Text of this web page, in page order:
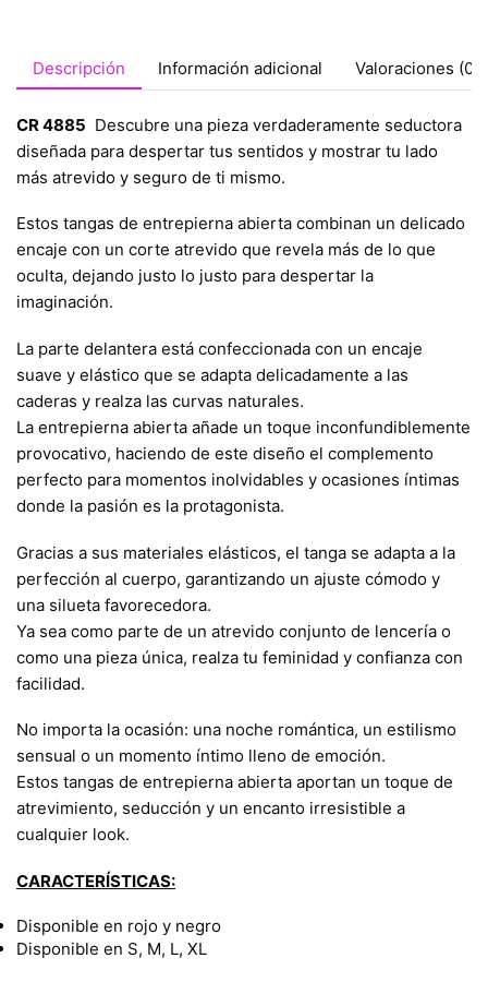
Descripción Información adicional Valoraciones (0)
CR 4885 Descubre una pieza verdaderamente seductora
diseñada para despertar tus sentidos y mostrar tu lado
más atrevido y seguro de ti mismo.
Estos tangas de entrepierna abierta combinan un delicado
encaje con un corte atrevido que revela más de lo que
oculta, dejando justo lo justo para despertar la
imaginación.
La parte delantera está confeccionada con un encaje
suave y elástico que se adapta delicadamente a las
caderas y realza las curvas naturales.
La entrepierna abierta añade un toque inconfundiblemente
provocativo, haciendo de este diseño el complemento
perfecto para momentos inolvidables y ocasiones íntimas
donde la pasión es la protagonista.
Gracias a sus materiales elásticos, el tanga se adapta a la
perfección al cuerpo, garantizando un ajuste cómodo y
una silueta favorecedora.
Ya sea como parte de un atrevido conjunto de lencería o
como una pieza única, realza tu feminidad y confianza con
facilidad.
No importa la ocasión: una noche romántica, un estilismo
sensual o un momento íntimo lleno de emoción.
Estos tangas de entrepierna abierta aportan un toque de
atrevimiento, seducción y un encanto irresistible a
cualquier look.
CARACTERÍSTICAS:
Disponible en rojo y negro
Disponible en S, M, L, XL